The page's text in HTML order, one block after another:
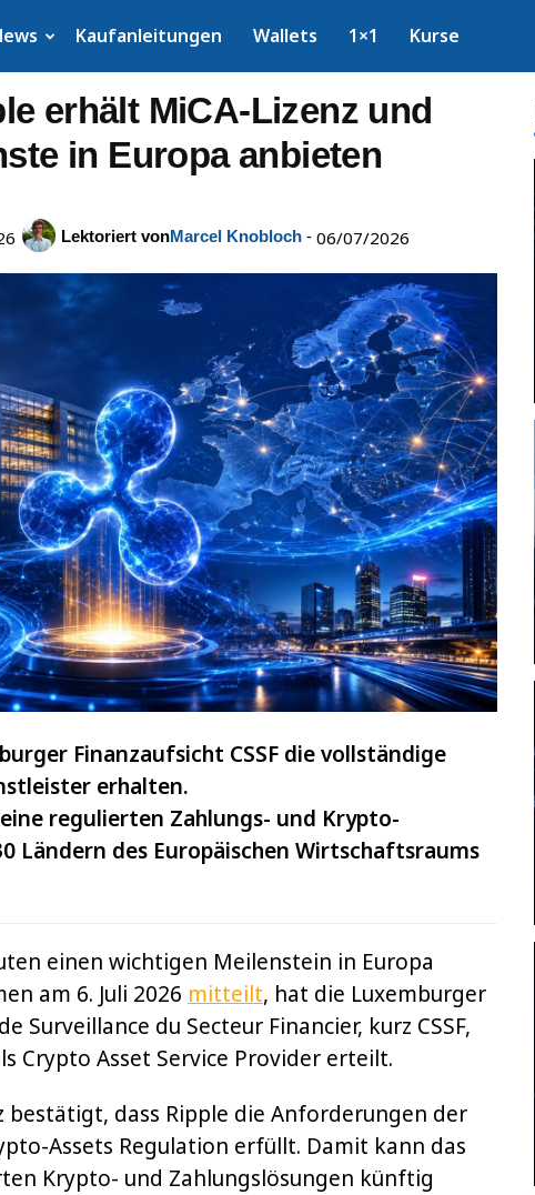
Kaufanleitungen Wallets 1×1 Kurse
erhält MiCA-Lizenz und
in Europa anbieten
Lektoriert vonMarcel Knobloch - 06/07/2026
Finanzaufsicht CSSF die vollständige
erhalten.
regulierten Zahlungs- und Krypto-
Ländern des Europäischen Wirtschaftsraums
einen wichtigen Meilenstein in Europa
am 6. Juli 2026 mitteilt, hat die Luxemburger
Surveillance du Secteur Financier, kurz CSSF,
Crypto Asset Service Provider erteilt.
bestätigt, dass Ripple die Anforderungen der
Assets Regulation erfüllt. Damit kann das
Krypto- und Zahlungslösungen künftig